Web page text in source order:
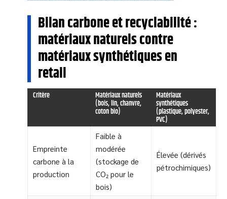
Bilan carbone et recyclabilité :
matériaux naturels contre
matériaux synthétiques en
retail
Critère Matériaux naturels
(bois, lin, chanvre,
coton bio)
Matériaux
synthétiques
(plastique, polyester,
PVC)
Empreinte
carbone à la
production
Faible à
modérée
(stockage de
CO₂ pour le
bois)
Élevée (dérivés
pétrochimiques)